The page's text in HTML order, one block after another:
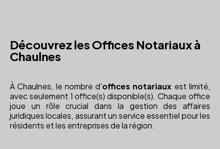
Découvrez les Offices Notariaux à
Chaulnes
À Chaulnes, le nombre d'offices notariaux est limité,
avec seulement 1 office(s) disponible(s). Chaque office
joue un rôle crucial dans la gestion des affaires
juridiques locales, assurant un service essentiel pour les
résidents et les entreprises de la région.